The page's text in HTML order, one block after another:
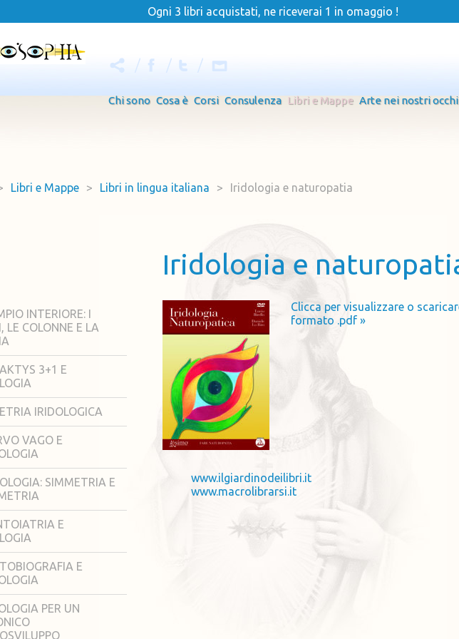
Ogni 3 libri acquistati, ne riceverai 1 in omaggio !
Chi sono Cosa è Corsi Consulenza Libri e Mappe Arte nei nostri occhi
Libri e Mappe > Libri in lingua italiana > Iridologia e naturopatia
INTERIORE: I
LE COLONNE E LA
3+1 E
IRIDOLOGICA
VAGO E
SIMMETRIA E
E
E
PER UN
Iridologia e
Clicca per visualizzare o
formato .pdf »
www.ilgiardinodeilibri.it
www.macrolibrarsi.it